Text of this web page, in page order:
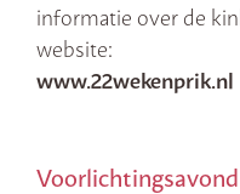
informatie over de
website:
www.22wekenprik.nl
Voorlichtingsavond